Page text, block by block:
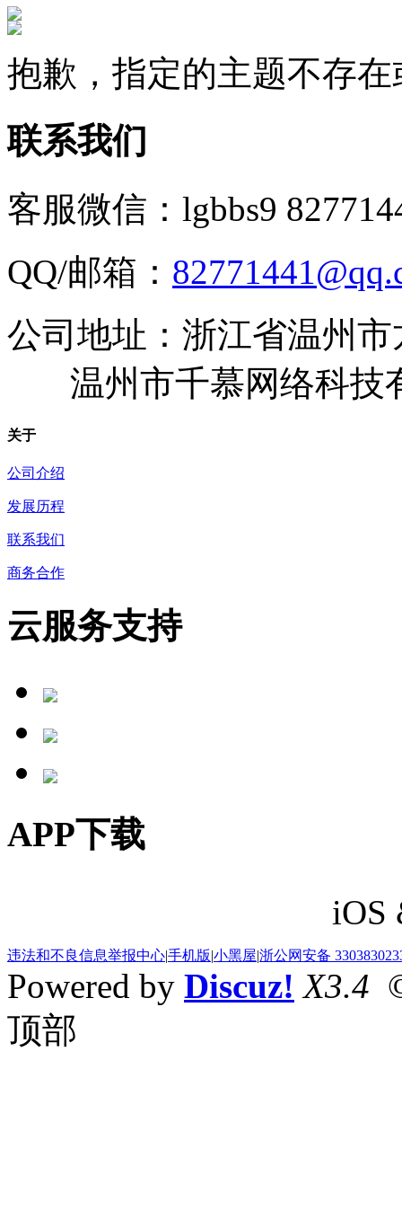
抱歉，指定的主题不存
联系我们
客服微信：lgbbs9
QQ/邮箱：
公司地址：浙江省温州
温州市千慕网络科技
关于
公司介绍
发展历程
联系我们
商务合作
云服务支持
APP下载
iOS
违法和不良信息举报中心|手机版|小黑屋|浙公网安备
Powered by Discuz! X3.4
顶部